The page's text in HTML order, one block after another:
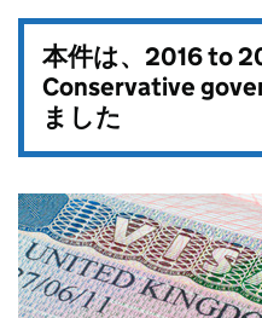
本件は、 2016 to
Conservative
ました